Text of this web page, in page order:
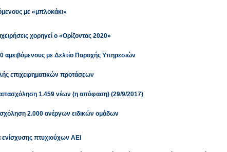
με «μπλοκάκι»
χορηγεί ο «Ορίζοντας 2020»
αμειβόμενους με Δελτίο Παροχής Υπηρεσιών
επιχειρηματικών προτάσεων
απασχόληση 1.459 νέων (η απόφαση) (29/9/2017)
2.000 ανέργων ειδικών ομάδων
πτυχιούχων ΑΕΙ